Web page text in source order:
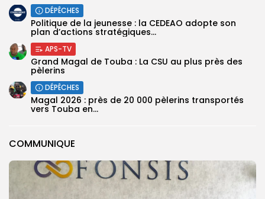
COMMUNIQUE
DÉPÊCHES
Politique de la jeunesse : la CEDEAO adopte son
plan d’actions stratégiques...
APS-TV
Grand Magal de Touba : La CSU au plus près des
pèlerins
DÉPÊCHES
Magal 2026 : près de 20 000 pèlerins transportés
vers Touba en...